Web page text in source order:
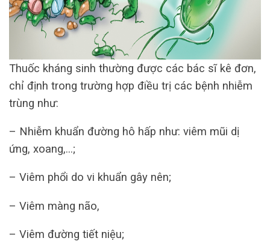
Thuốc kháng sinh thường được các bác sĩ kê đơn,
chỉ định trong trường hợp điều trị các bệnh nhiễm
trùng như:
– Nhiễm khuẩn đường hô hấp như: viêm mũi dị
ứng, xoang,…;
– Viêm phổi do vi khuẩn gây nên;
– Viêm màng não,
– Viêm đường tiết niệu;